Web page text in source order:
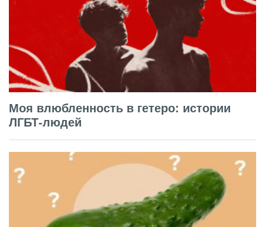
Моя влюбленность в гетеро: истории
ЛГБТ-людей